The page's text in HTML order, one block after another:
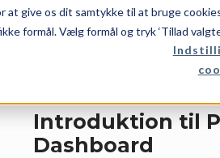
at give os dit samtykke til at bruge
formål. Vælg formål og tryk ‘Tillad
Introduktion til
Dashboard